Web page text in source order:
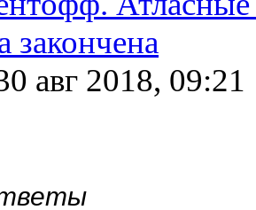
закончена
авг 2018, 09:21